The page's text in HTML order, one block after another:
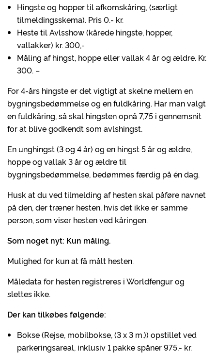
Hingste og hopper til afkomskåring, (særligt
tilmeldingsskema). Pris 0.- kr.
Heste til Avlsshow (kårede hingste, hopper,
vallakker) kr. 300,-
Måling af hingst, hoppe eller vallak 4 år og ældre. Kr.
300. –
For 4-års hingste er det vigtigt at skelne mellem en
bygningsbedømmelse og en fuldkåring. Har man valgt
en fuldkåring, så skal hingsten opnå 7,75 i gennemsnit
for at blive godkendt som avlshingst.
En unghingst (3 og 4 år) og en hingst 5 år og ældre,
hoppe og vallak 3 år og ældre til
bygningsbedømmelse, bedømmes færdig på én dag.
Husk at du ved tilmelding af hesten skal påføre navnet
på den, der træner hesten, hvis det ikke er samme
person, som viser hesten ved kåringen.
Som noget nyt: Kun måling.
Mulighed for kun at få målt hesten.
Måledata for hesten registreres i Worldfengur og
slettes ikke.
Der kan tilkøbes følgende:
Bokse (Rejse, mobilbokse, (3 x 3 m.)) opstillet ved
parkeringsareal, inklusiv 1 pakke spåner 975,- kr.